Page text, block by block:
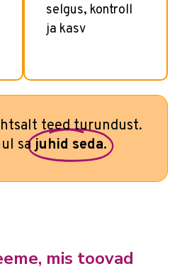
selgus, kontroll
ja kasv
teed turundust.
sajuhid seda.
mis toovad